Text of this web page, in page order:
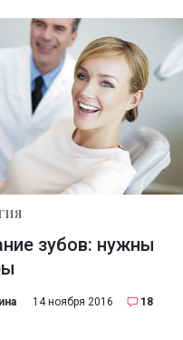
зубов: нужны
14 ноября 2016 18